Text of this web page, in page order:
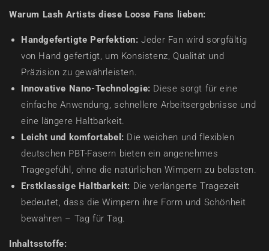
Warum Lash Artists diese Loose Fans lieben:
Handgefertigte Perfektion: Jeder Fan wird sorgfältig
von Hand gefertigt, um Konsistenz, Qualität und
Präzision zu gewährleisten.
Innovative Nano-Technologie: Diese sorgt für eine
einfache Anwendung, schnellere Arbeitsergebnisse und
eine längere Haltbarkeit.
Leicht und komfortabel: Die weichen und flexiblen
deutschen PBT-Fasern bieten ein angenehmes
Tragegefühl, ohne die natürlichen Wimpern zu belasten.
Erstklassige Haltbarkeit: Die verlängerte Tragezeit
bedeutet, dass die Wimpern ihre Form und Schönheit
bewahren – Tag für Tag.
Inhaltsstoffe: